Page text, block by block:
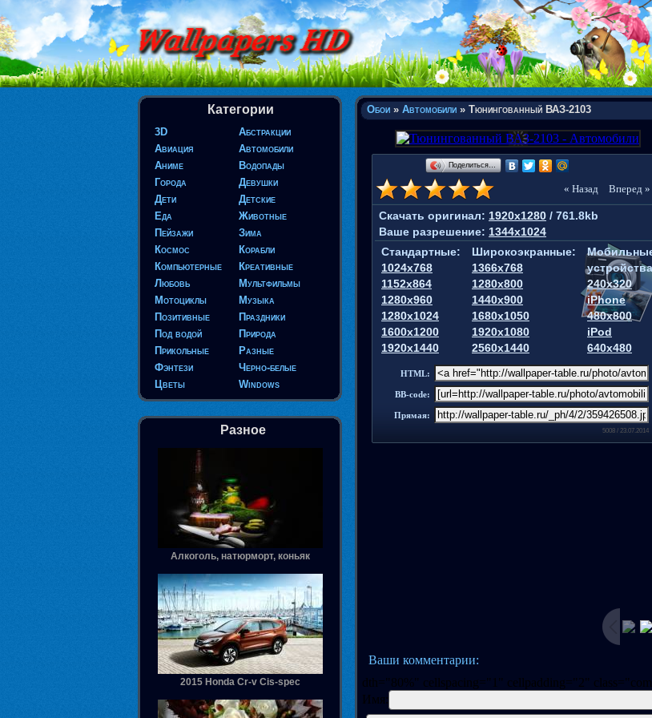
Категории
3D
Абстракции
Авиация
Автомобили
Аниме
Водопады
Города
Девушки
Дети
Детские
Еда
Животные
Пейзажи
Зима
Космос
Корабли
Компьютерные
Креативные
Любовь
Мультфильмы
Мотоциклы
Музыка
Позитивные
Праздники
Под водой
Природа
Прикольные
Разные
Фэнтези
Черно-белые
Цветы
Windows
Разное
Алкоголь, натюрморт, коньяк
2015 Honda Cr-v Cis-spec
Обои » Автомобили » Тюнингованный ВАЗ-2103
Поделиться…
« Назад Вперед »
Скачать оригинал: 1920x1280 / 761.8kb
Ваше разрешение: 1344x1024
Стандартные:
1024x768
1152x864
1280x960
1280x1024
1600x1200
1920x1440
Широкоэкранные:
1366x768
1280x800
1440x900
1680x1050
1920x1080
2560x1440
240x320
iPhone
480x800
iPod
640x480
HTML:
BB-code:
Прямая:
5008 / 23.07.2014
Ваши комментарии:
dth="80%" cellspacing="1" cellpadding="2"
Имя: